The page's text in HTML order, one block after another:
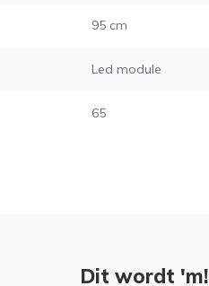
95 cm
Led module
65
Dit wordt 'm!